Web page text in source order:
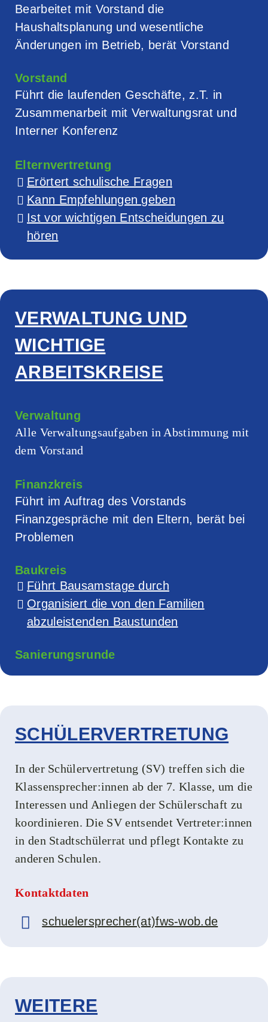
Bearbeitet mit Vorstand die
Haushaltsplanung und wesentliche
Änderungen im Betrieb, berät Vorstand
Vorstand
Führt die laufenden Geschäfte, z.T. in
Zusammenarbeit mit Verwaltungsrat und
Interner Konferenz
Elternvertretung
Erörtert schulische Fragen
Kann Empfehlungen geben
Ist vor wichtigen Entscheidungen zu
hören
VERWALTUNG UND
WICHTIGE
ARBEITSKREISE
Verwaltung
Alle Verwaltungsaufgaben in Abstimmung mit
dem Vorstand
Finanzkreis
Führt im Auftrag des Vorstands
Finanzgespräche mit den Eltern, berät bei
Problemen
Baukreis
Führt Bausamstage durch
Organisiert die von den Familien
abzuleistenden Baustunden
Sanierungsrunde
SCHÜLERVERTRETUNG
In der Schülervertretung (SV) treffen sich die
Klassensprecher:innen ab der 7. Klasse, um die
Interessen und Anliegen der Schülerschaft zu
koordinieren. Die SV entsendet Vertreter:innen
in den Stadtschülerrat und pflegt Kontakte zu
anderen Schulen.
Kontaktdaten
schuelersprecher(at)fws-wob.de
WEITERE